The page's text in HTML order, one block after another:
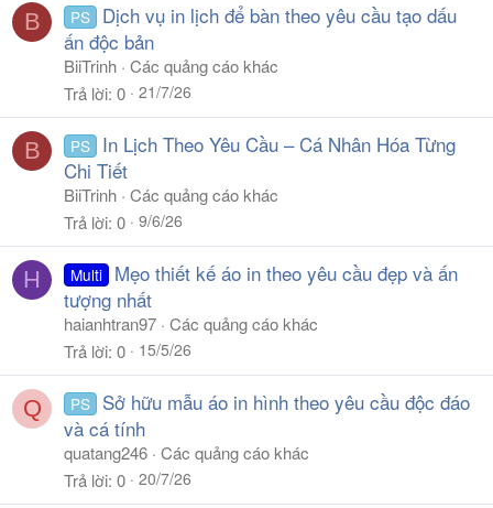
B PS
Dịch vụ in lịch để bàn theo yêu cầu tạo dấu
ấn độc bản
BiiTrinh Các quảng cáo khác
Trả lời 0 21/7/26
B PS
In Lịch Theo Yêu Cầu – Cá Nhân Hóa Từng
Chi Tiết
BiiTrinh Các quảng cáo khác
Trả lời 0 9/6/26
H Multi
Mẹo thiết kế áo in theo yêu cầu đẹp và ấn
tượng nhất
haianhtran97 Các quảng cáo khác
Trả lời 0 15/5/26
Q PS
Sở hữu mẫu áo in hình theo yêu cầu độc đáo
và cá tính
quatang246 Các quảng cáo khác
Trả lời 0 20/7/26